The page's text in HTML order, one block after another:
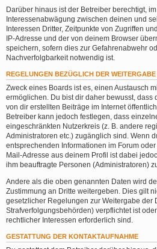
Darüber hinaus ist der Betreiber berechtigt,
Interessenabwägung zwischen deinen und
Interessen Dritter, Zeitpunkte von Zugriffen
IP-Adresse und der von deinem Browser
speichern, sofern dies zur Gefahrenabwehr
Nachverfolgbarkeit notwendig ist.
REGELUNGEN BEZÜGLICH DER WEITERGABE
Zweck eines Boards ist es, einen Austausch
ermöglichen. Du bist dir daher bewusst, dass
von dir erstellten Beiträge im Internet
Betreiber kann jedoch festlegen, dass
eingeschränkten Nutzerkreis (z. B. andere
Administratoren etc.) zugänglich sind. Wenn
entsprechenden Informationen im Forum
Mail-Adresse aus deinem Profil ist dabei
ihm beauftragte Personen (Administratoren)
Andere als die oben genannten Daten wird
Zustimmung an Dritte weitergeben. Dies gilt
gesetzlicher Regelungen zur Weitergabe der
Strafverfolgungsbehörden) verpflichtet ist
rechtlicher Interessen erforderlich sind.
GESTATTUNG DER KONTAKTAUFNAHME